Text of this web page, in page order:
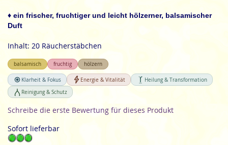
Bildgalerie
springen
♦ ein frischer, fruchtiger und leicht hölzerner, balsamischer
Duft
Inhalt: 20 Räucherstäbchen
balsamisch fruchtig hölzern
Klarheit & Fokus Energie & Vitalität
Heilung & Transformation
Reinigung & Schutz
Schreibe die erste Bewertung für dieses Produkt
Sofort lieferbar